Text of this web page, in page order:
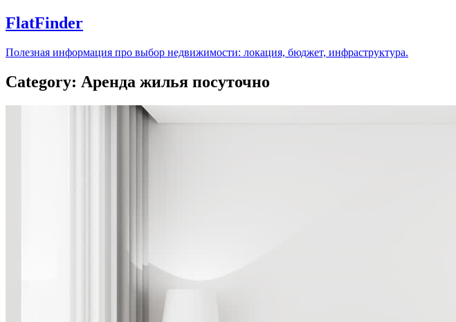
FlatFinder
Полезная информация про выбор недвижимости: локация, бюджет, инфраструктура.
Category: Аренда жилья посуточно